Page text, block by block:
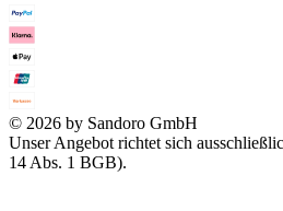
© 2026 by Sandoro GmbH
Unser Angebot richtet sich
14 Abs. 1 BGB).